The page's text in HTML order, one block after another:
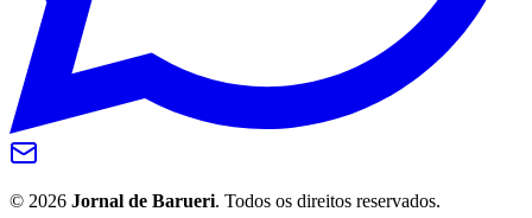
Internacional
© 2026 Jornal de Barueri. Todos os direitos reservados.